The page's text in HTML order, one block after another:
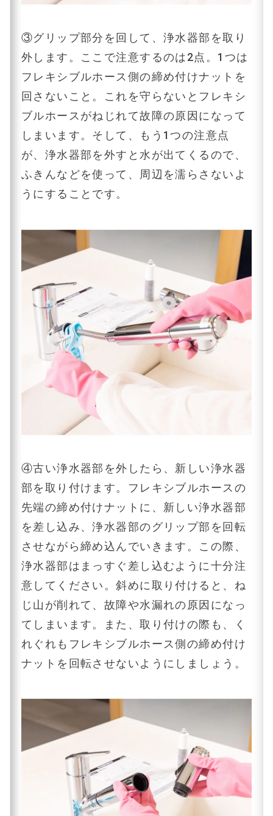
③グリップ部分を回して、浄水器部を取り
外します。ここで注意するのは2点。1つは
フレキシブルホース側の締め付けナットを
回さないこと。これを守らないとフレキシ
ブルホースがねじれて故障の原因になって
しまいます。そして、もう1つの注意点
が、浄水器部を外すと水が出てくるので、
ふきんなどを使って、周辺を濡らさないよ
うにすることです。
④古い浄水器部を外したら、新しい浄水器
部を取り付けます。フレキシブルホースの
先端の締め付けナットに、新しい浄水器部
を差し込み、浄水器部のグリップ部を回転
させながら締め込んでいきます。この際、
浄水器部はまっすぐ差し込むように十分注
意してください。斜めに取り付けると、ね
じ山が削れて、故障や水漏れの原因になっ
てしまいます。また、取り付けの際も、く
れぐれもフレキシブルホース側の締め付け
ナットを回転させないようにしましょう。